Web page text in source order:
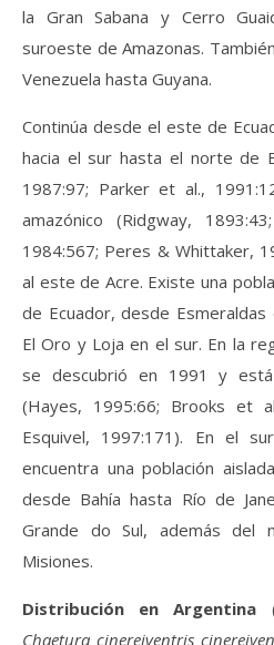
la Gran Sabana y Cerro
suroeste de Amazonas.
Venezuela hasta Guyana.
Continúa desde el este de
hacia el sur hasta el norte de
1987:97; Parker et al.,
amazónico (Ridgway,
1984:567; Peres & Whittaker,
al este de Acre. Existe una
de Ecuador, desde
El Oro y Loja en el sur. En la
se descubrió en 1991 y está
(Hayes, 1995:66; Brooks et
Esquivel, 1997:171). En el
encuentra una población
desde Bahía hasta Río de
Grande do Sul, además del
Misiones.
Distribución en Argentina
Chaetura cinereiventris